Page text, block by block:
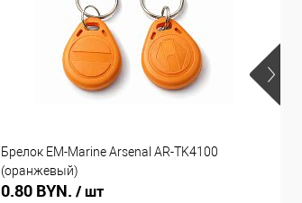
Брелок EM-Marine Arsenal AR-TK4100
(оранжевый)
0.80 BYN. / шт